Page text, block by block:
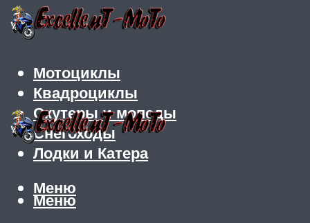
Мотоциклы
Квадроциклы
Скутеры и мопеды
Снегоходы
Лодки и Катера
Меню
Меню